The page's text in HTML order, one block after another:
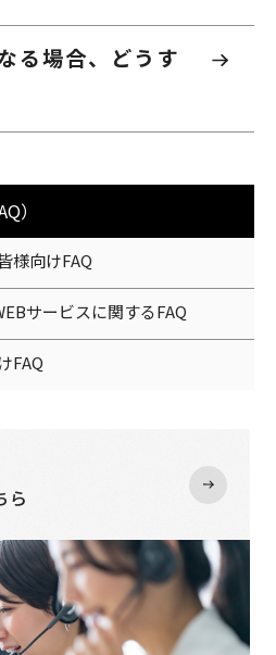
）
様向けFAQ
サービスに関するFAQ
FAQ
る場合、どうす
ら